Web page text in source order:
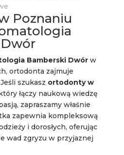
Poznaniu
Bamberski Dwórw
ortodonta zajmuje
szukasz ortodonty w
łączy naukową wiedzę
zapraszamy właśnie
zapewnia kompleksową
i dorosłych, oferując
wad zgryzu w przyjaznej